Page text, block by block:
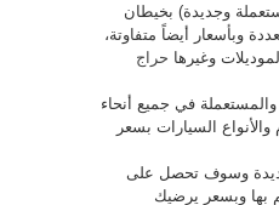
وجديدة) بخيطان
وبأسعار أيضاً متفاوتة،
وغيرها حراج
في جميع أنحاء
السيارات بسعر
وسوف تحصل على
بها وبسعر يرضيك